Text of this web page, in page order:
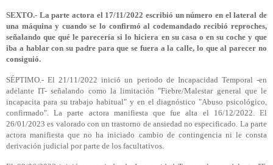
SEXTO.- La parte actora el 17/11/2022 escribió un número en el lateral de
una máquina y cuando se lo confirmó al codemandado recibió reproches,
señalando que qué le parecería si lo hiciera en su casa o en su coche y que
iba a hablar con su padre para que se fuera a la calle, lo que al parecer no
consiguió.
SÉPTIMO.- El 21/11/2022 inició un periodo de Incapacidad Temporal -en
adelante IT- señalando como la limitación "Fiebre/Malestar general que le
incapacita para su trabajo habitual" y en el diagnóstico "Abuso psicológico,
confirmado". La parte actora manifiesta que fue alta el 16/12/2022. El
26/01/2023 es valorado con un trastorno de ansiedad no especificado. La parte
actora manifiesta que no ha iniciado cambio de contingencia ni le consta
derivación judicial por parte de los facultativos.